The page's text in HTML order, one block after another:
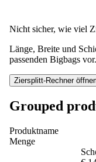
Nicht sicher, wie viel
Länge, Breite und
passenden Bigbags vor.
Ziersplitt-Rechner
Grouped
Produktname
Menge